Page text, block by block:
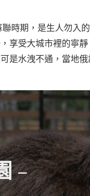
時期，是生人勿入
享受大城市裡的寧
是水洩不通，當地俄
–